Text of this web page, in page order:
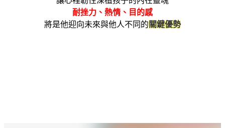
耐挫力、熱情、目的感
將是他迎向未來與他人不同的 關鍵優勢